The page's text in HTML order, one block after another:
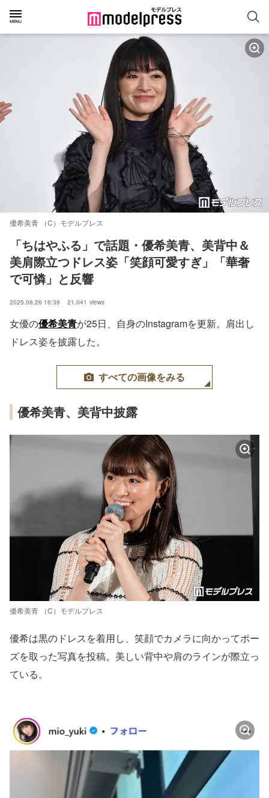
優希美青 （C）モデルプレス
「ちはやふる」で話題・優希美青、美背中＆
美肩際立つドレス姿「笑顔可愛すぎ」「華奢
で可憐」と反響
2025.08.26 16:39 21,041 views
女優の優希美青が25日、自身のInstagramを更新。肩出し
ドレス姿を披露した。
すべての画像をみる
優希美青、美背中披露
優希美青 （C）モデルプレス
優希は黒のドレスを着用し、笑顔でカメラに向かってポー
ズを取った写真を投稿。美しい背中や肩のラインが際立っ
ている。